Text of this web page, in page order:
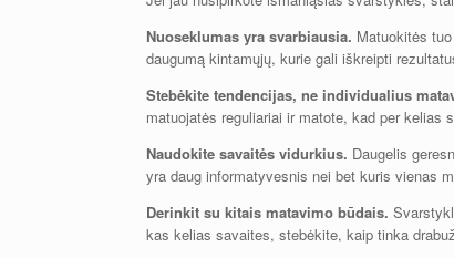
Nuoseklumas yra svarbiausia. Matuokitės
daugumą kintamųjų, kurie gali iškreipti
Stebėkite tendencijas, ne individualius
matuojatės reguliariai ir matote, kad per kelias
Naudokite savaitės vidurkius. Daugelis
yra daug informatyvesnis nei bet kuris vienas
Derinkit su kitais matavimo būdais.
kas kelias savaites, stebėkite, kaip tinka